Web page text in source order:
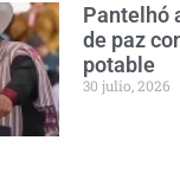
Pantelhó
de paz
potable
30 julio, 2026